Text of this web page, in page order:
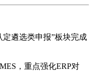
定遴选类申报”板块完成
，重点强化ERP对